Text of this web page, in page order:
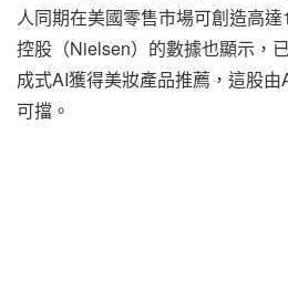
人同期在美國零售市場可創造高
控股（Nielsen）的數據也顯示，
成式AI獲得美妝產品推薦，這股
可擋。